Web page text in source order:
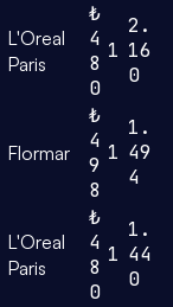
L'Oreal
Paris
₺
4
8
0
1
2.
16
0
Flormar
₺
4
9
8
1
1.
49
4
L'Oreal
Paris
₺
4
8
0
1
1.
44
0